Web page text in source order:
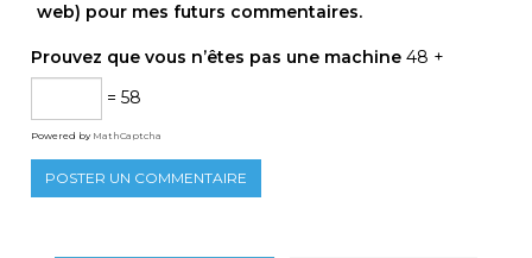
web) pour mes futurs commentaires.
Prouvez que vous n’êtes pas une machine 48 +
= 58
Powered by MathCaptcha